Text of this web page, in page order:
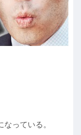
っている。